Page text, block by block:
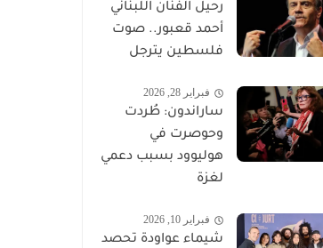
رحيل الفنان اللبناني
أحمد قعبور.. صوت
فلسطين يترجل
فبراير 28, 2026
ساراندون: طُردت
وحوصرت في
هوليوود بسبب دعمي
لغزة
فبراير 10, 2026
شيماء عواودة تحصد